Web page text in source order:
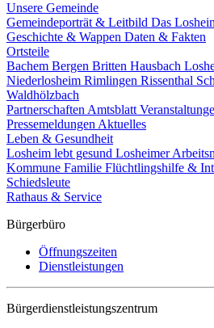
Unsere Gemeinde
Gemeindeporträt & Leitbild Das
Geschichte & Wappen Daten & Fakten
Ortsteile
Bachem Bergen Britten Hausbach
Niederlosheim Rimlingen Rissenthal
Waldhölzbach
Partnerschaften Amtsblatt
Pressemeldungen Aktuelles
Leben & Gesundheit
Losheim lebt gesund Losheimer
Kommune Familie Flüchtlingshilfe &
Schiedsleute
Rathaus & Service
Bürgerbüro
Öffnungszeiten
Dienstleistungen
Bürgerdienstleistungszentrum